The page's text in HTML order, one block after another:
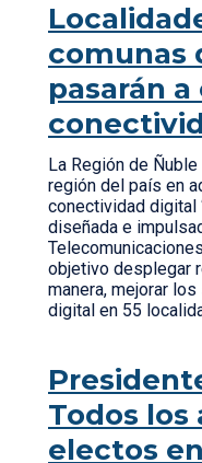
comunas
pasarán
La Región de
región del país en
conectividad digital
diseñada e
objetivo desplegar
manera, mejorar
digital en 55
Todos
electos